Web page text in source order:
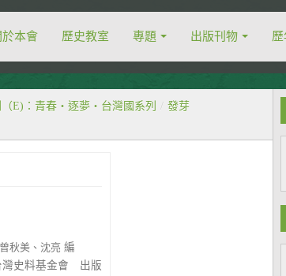
於本會 歷史教室 專題 出版刊物
（E)：青春‧逐夢‧台灣國系列 / 發芽
秋美、沈亮 編
灣史料基金會 出版